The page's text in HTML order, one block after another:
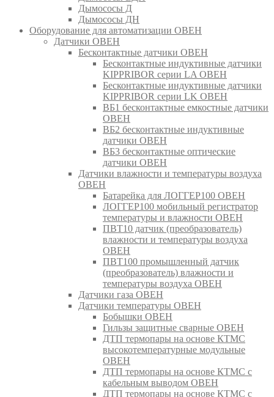
Дымососы Д
Дымососы ДН
Оборудование для автоматизации ОВЕН
Датчики ОВЕН
Бесконтактные датчики ОВЕН
Бесконтактные индуктивные датчики
KIPPRIBOR серии LA ОВЕН
Бесконтактные индуктивные датчики
KIPPRIBOR серии LK ОВЕН
ВБ1 бесконтактные емкостные датчики
ОВЕН
ВБ2 бесконтактные индуктивные
датчики ОВЕН
ВБ3 бесконтактные оптические
датчики ОВЕН
Датчики влажности и температуры воздуха
ОВЕН
Батарейка для ЛОГГЕР100 ОВЕН
ЛОГГЕР100 мобильный регистратор
температуры и влажности ОВЕН
ПВТ10 датчик (преобразователь)
влажности и температуры воздуха
ОВЕН
ПВТ100 промышленный датчик
(преобразователь) влажности и
температуры воздуха ОВЕН
Датчики газа ОВЕН
Датчики температуры ОВЕН
Бобышки ОВЕН
Гильзы защитные сварные ОВЕН
ДТП термопары на основе КТМС
высокотемпературные модульные
ОВЕН
ДТП термопары на основе КТМС с
кабельным выводом ОВЕН
ДТП термопары на основе КТМС с